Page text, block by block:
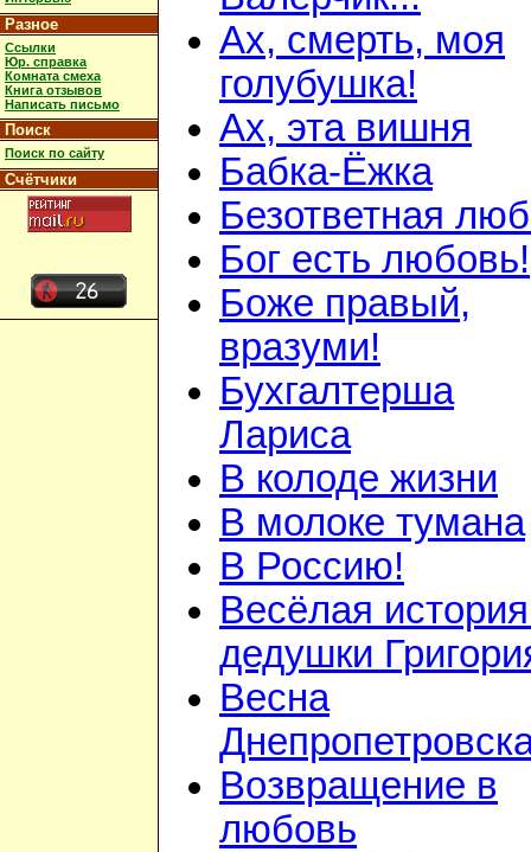
Разное
Ссылки
Юр. справка
Комната смеха
Книга отзывов
Написать письмо
Поиск
Поиск по сайту
Счётчики
Ах, смерть, моя
голубушка!
Ах, эта вишня
Бабка-Ёжка
Безответная
Бог есть любовь!
Боже правый,
вразуми!
Бухгалтерша
Лариса
В колоде жизни
В молоке тумана
В Россию!
Весёлая
дедушки
Весна
Возвращение в
любовь